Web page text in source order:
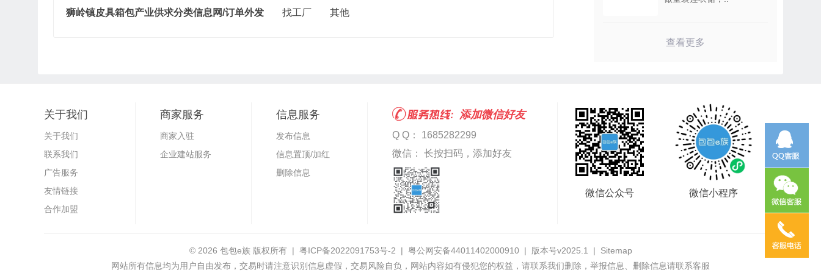
狮岭镇皮具箱包产业供求分类信息网/订单外发 找工厂 其他
查看更多
关于我们
关于我们
联系我们
广告服务
友情链接
合作加盟
商家服务
商家入驻
企业建站服务
信息服务
发布信息
信息置顶/加红
删除信息
添加微信好友
Q Q： 1685282299
微信： 长按扫码，添加好友
微信公众号 微信小程序
© 2026 包包e族版权所有 | 粤ICP备2022091753号-2 | 粤公网安备44011402000910| 版本号v2025.1 | Sitemap
网站所有信息均为用户自由发布，交易时请注意识别信息虚假，交易风险自负，网站内容如有侵犯您的权益，请联系我们删除，举报信息、删除信息请联系客服